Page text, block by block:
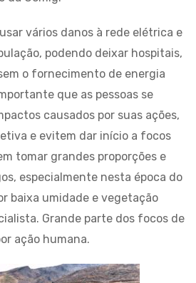
vários danos à rede elétrica e
podendo deixar hospitais,
o fornecimento de energia
que as pessoas se
causados por suas ações,
e evitem dar início a focos
tomar grandes proporções e
especialmente nesta época do
baixa umidade e vegetação
Grande parte dos focos de
ação humana.